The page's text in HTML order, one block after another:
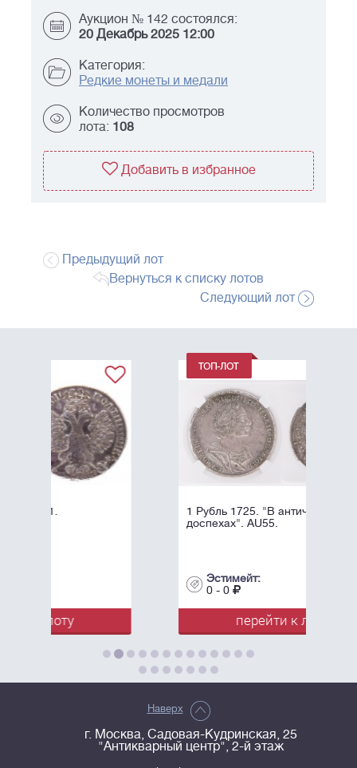
Аукцион № 142 состоялся:
20 Декабрь 2025 12:00
Категория:
Редкие монеты и медали
Количество просмотров
лота: 108
Добавить в избранное
Предыдущий лот
Вернуться к списку лотов
Следующий лот
1 Рубль 1725. "В античных
доспехах". AU55.
перейти к лоту
Наверх
г. Москва, Садовая-Кудринская, 25
"Антикварный центр", 2-й этаж